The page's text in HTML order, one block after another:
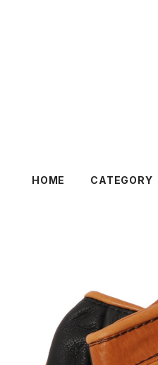
HOME CATEGORY